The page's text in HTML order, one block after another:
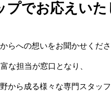
プでお応えいた
らへの想いをお聞かせくだ
な担当が窓口となり、
から成る様々な専門スタッ